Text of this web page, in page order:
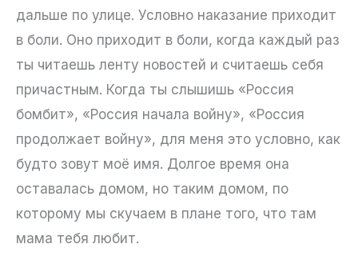
дальше по улице. Условно наказание приходит
в боли. Оно приходит в боли, когда каждый раз
ты читаешь ленту новостей и считаешь себя
причастным. Когда ты слышишь «Россия
бомбит», «Россия начала войну», «Россия
продолжает войну», для меня это условно, как
будто зовут моё имя. Долгое время она
оставалась домом, но таким домом, по
которому мы скучаем в плане того, что там
мама тебя любит.